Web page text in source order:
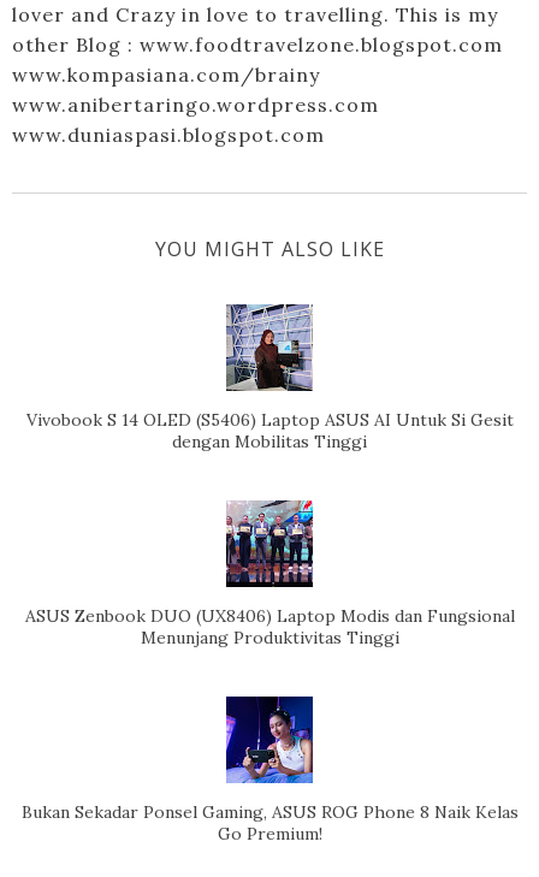
lover and Crazy in love to travelling. This is my
other Blog : www.foodtravelzone.blogspot.com
www.kompasiana.com/brainy
www.anibertaringo.wordpress.com
www.duniaspasi.blogspot.com
YOU MIGHT ALSO LIKE
Vivobook S 14 OLED (S5406) Laptop ASUS AI Untuk Si Gesit
dengan Mobilitas Tinggi
ASUS Zenbook DUO (UX8406) Laptop Modis dan Fungsional
Menunjang Produktivitas Tinggi
Bukan Sekadar Ponsel Gaming, ASUS ROG Phone 8 Naik Kelas
Go Premium!